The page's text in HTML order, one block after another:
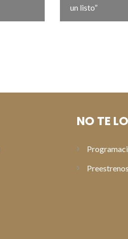
un listo”
NO TE
Preestrenos